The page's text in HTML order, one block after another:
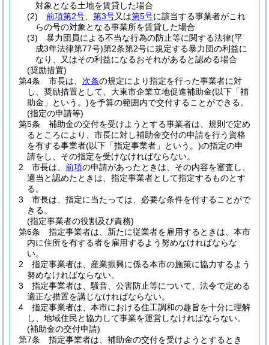
対象となる土地を賃貸した場合
(2)
前項第2号 第3号又は第5号に該当する事業者がこれ
らの号の対象となる事業所を賃貸した場合
(3)
暴力団員による不当な行為の防止等に関する法律(平
成3年法律第77号)第2条第2号に規定する暴力団の利益に
なり、又はその利益になるおそれがあると認める場合
(奨励措置)
第4条
市長は、 次条の規定により指定を行った事業者に対
し、奨励措置として、大東市企業立地促進補助金(以下「補
助金」という。)を予算の範囲内で交付することができる。
(指定の申請等)
第5条
補助金の交付を受けようとする事業者は、規則で定め
るところにより、市長に対し補助金交付の申請を行う資格
を有する事業者(以下「指定事業者」という。)の指定の申
請をし、その指定を受けなければならない。
2
市長は、 前項の申請があったときは、その内容を審査し、
適当と認めたときは、指定事業者として指定するものとす
る。
3
市長は、指定に当たっては、必要な条件を付することがで
きる。
(指定事業者の役割及び責務)
第6条
指定事業者は、新たに従業者を雇用するときは、本市
内に住所を有する者を雇用するよう努めなければならな
い。
2
指定事業者は、産業振興に係る本市の施策に協力するよう
努めなければならない。
3
指定事業者は、騒音、公害防止等について、法令で定める
適正な措置を講じなければならない。
4
指定事業者は、本市における住工調和の趣旨を十分に理解
し、地域住民と協力して事業を運営しなければならない。
(補助金の交付申請)
第7条
指定事業者は、補助金の交付を受けようとするとき